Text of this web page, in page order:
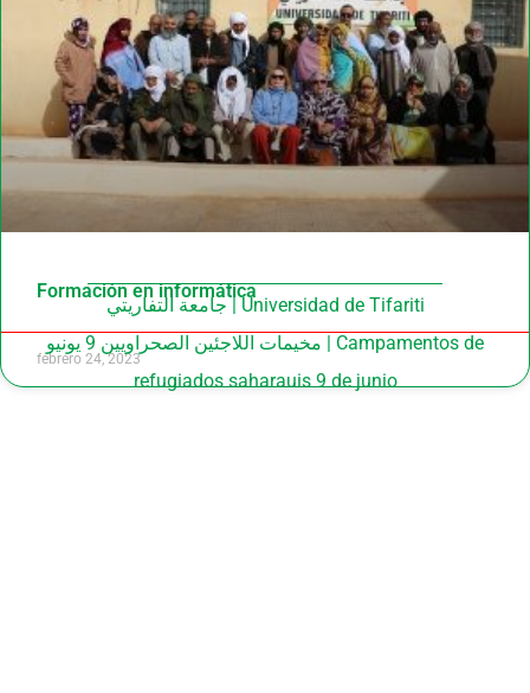
Formación en informática
febrero 24, 2023
جامعة التفاريتي | Universidad de Tifariti
مخيمات اللاجئين الصحراويين 9 يونيو | Campamentos de
refugiados saharauis 9 de junio